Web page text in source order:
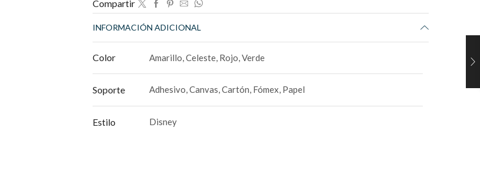
Compartir
INFORMACIÓN ADICIONAL
Color Amarillo, Celeste, Rojo, Verde
Soporte Adhesivo, Canvas, Cartón, Fómex, Papel
Estilo Disney